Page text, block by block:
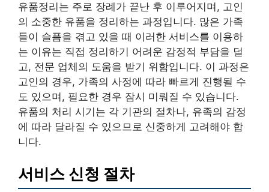
유품정리는 주로 장례가 끝난 후 이루어지며, 고인
의 소중한 유품을 정리하는 과정입니다. 많은 가족
들이 슬픔을 겪고 있을 때 이러한 서비스를 이용하
는 이유는 직접 정리하기 어려운 감정적 부담을 덜
고, 전문 업체의 도움을 받기 위함입니다. 이 과정은
고인의 경우, 가족의 사정에 따라 빠르게 진행될 수
도 있으며, 필요한 경우 잠시 미뤄질 수 있습니다.
유품의 처리 시기는 각 기관의 절차나, 유족의 감정
에 따라 달라질 수 있으므로 신중하게 고려해야 합
니다.
서비스 신청 절차